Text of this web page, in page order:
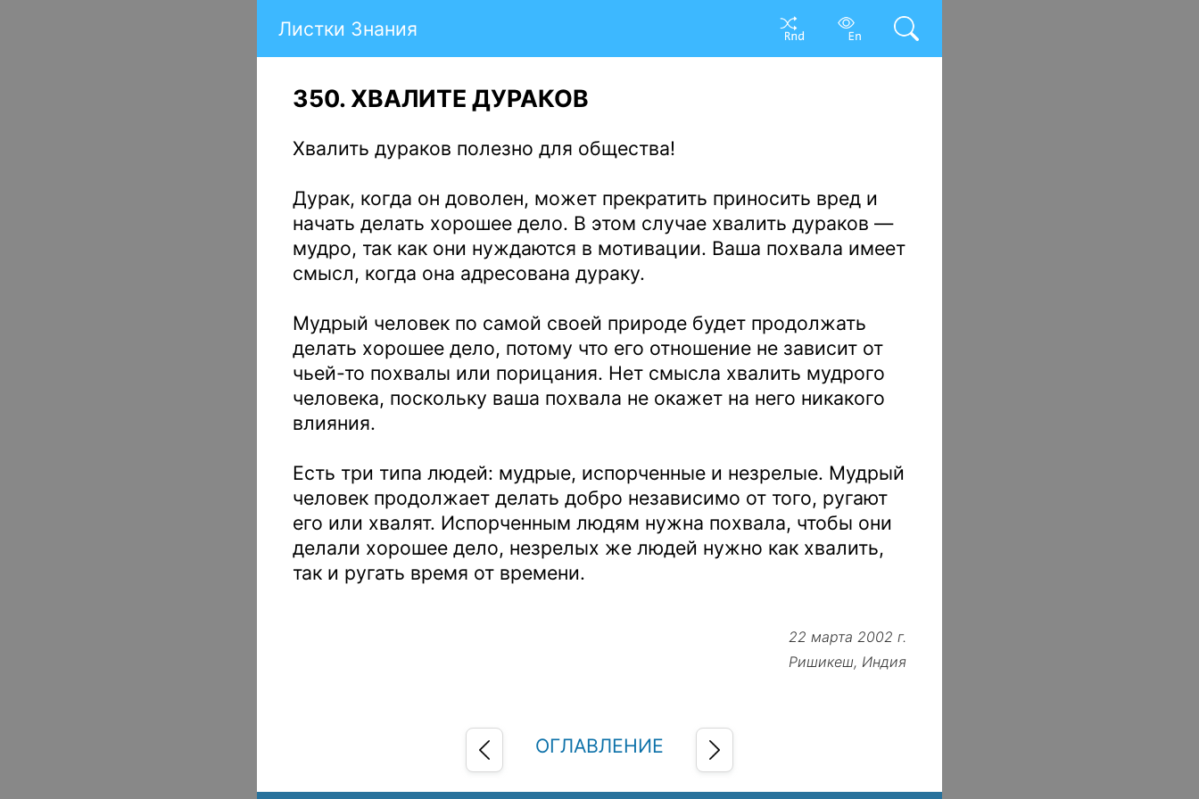
Листки Знания
350. ХВАЛИТЕ ДУРАКОВ
Хвалить дураков полезно для общества!
Дурак, когда он доволен, может прекратить приносить вред и
начать делать хорошее дело. В этом случае хвалить дураков —
мудро, так как они нуждаются в мотивации. Ваша похвала имеет
смысл, когда она адресована дураку.
Мудрый человек по самой своей природе будет продолжать
делать хорошее дело, потому что его отношение не зависит от
чьей-то похвалы или порицания. Нет смысла хвалить мудрого
человека, поскольку ваша похвала не окажет на него никакого
влияния.
Есть три типа людей: мудрые, испорченные и незрелые. Мудрый
человек продолжает делать добро независимо от того, ругают
его или хвалят. Испорченным людям нужна похвала, чтобы они
делали хорошее дело, незрелых же людей нужно как хвалить,
так и ругать время от времени.
22 марта 2002 г.
Ришикеш, Индия
ОГЛАВЛЕНИЕ